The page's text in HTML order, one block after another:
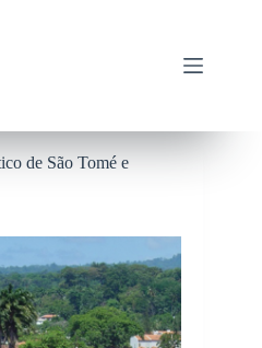
de São Tomé e